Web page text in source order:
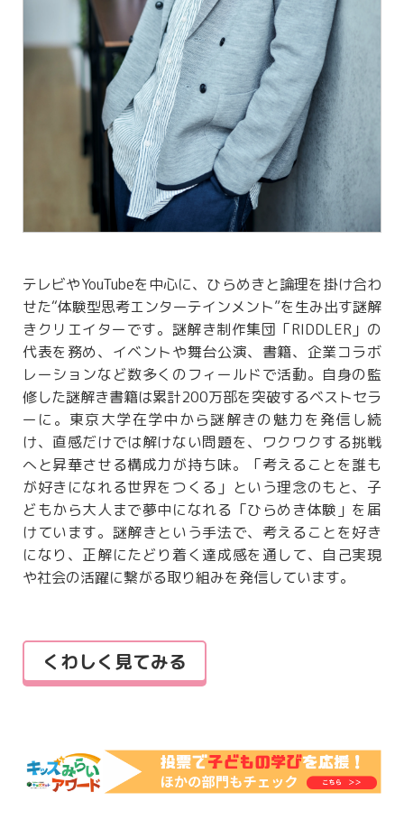
テレビやYouTubeを中心に、ひらめきと論理を掛け合わ
せた“体験型思考エンターテインメント”を生み出す謎解
きクリエイターです。謎解き制作集団「RIDDLER」の
代表を務め、イベントや舞台公演、書籍、企業コラボ
レーションなど数多くのフィールドで活動。自身の監
修した謎解き書籍は累計200万部を突破するベストセラ
ーに。東京大学在学中から謎解きの魅力を発信し続
け、直感だけでは解けない問題を、ワクワクする挑戦
へと昇華させる構成力が持ち味。「考えることを誰も
が好きになれる世界をつくる」という理念のもと、子
どもから大人まで夢中になれる「ひらめき体験」を届
けています。謎解きという手法で、考えることを好き
になり、正解にたどり着く達成感を通して、自己実現
や社会の活躍に繋がる取り組みを発信しています。
くわしく見てみる